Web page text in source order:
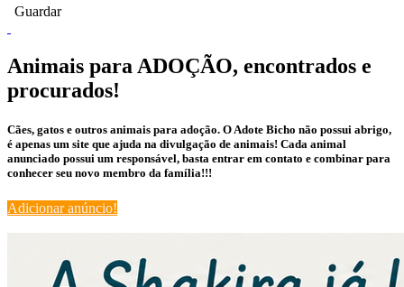
Guardar
Animais para ADOÇÃO, encontrados e
procurados!
Cães, gatos e outros animais para adoção. O Adote Bicho não possui abrigo,
é apenas um site que ajuda na divulgação de animais! Cada animal
anunciado possui um responsável, basta entrar em contato e combinar para
conhecer seu novo membro da família!!!
Adicionar anúncio!